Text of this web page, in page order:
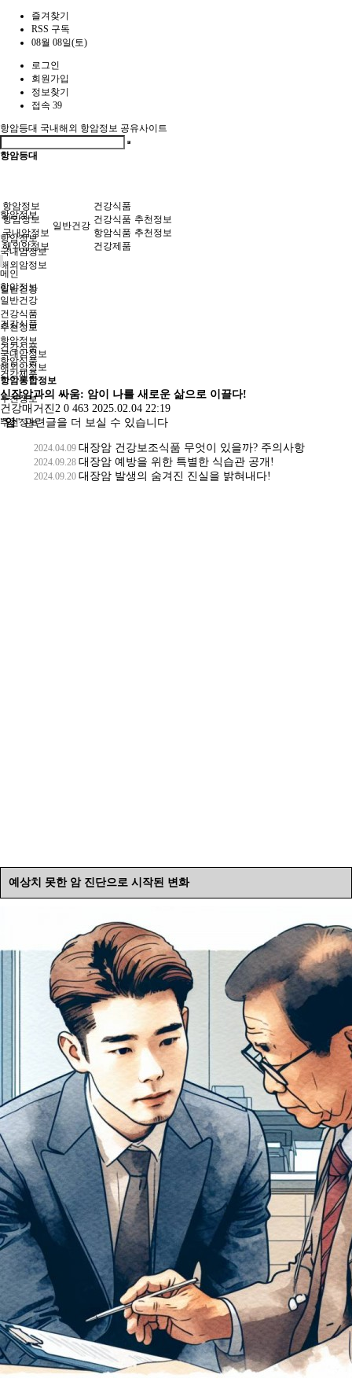
즐겨찾기
RSS 구독
08월 08일(토)
로그인
회원가입
정보찾기
접속 39
항암등대 국내해외 항암정보 공유사이트
항암등대
항암정보
항암정보
국내암정보
해외암정보
일반건강
건강식품
건강식품
항암식품
건강제품
추천정보
추천정보
항암정보
항암정보
국내암정보
해외암정보
일반건강
건강식품
건강식품
항암식품
건강제품
추천정보
추천정보
메인
항암정보
일반건강
건강식품
추천정보
항암정보
국내암정보
해외암정보
항암통합정보
신장암과의 싸움: 암이 나를 새로운 삶으로 이끌다!
건강매거진2 0 463 2025.02.04 22:19
"암" 관련글을 더 보실 수 있습니다
2024.04.09 대장암 건강보조식품 무엇이 있을까? 주의사항
2024.09.28 대장암 예방을 위한 특별한 식습관 공개!
2024.09.20 대장암 발생의 숨겨진 진실을 밝혀내다!
예상치 못한 암 진단으로 시작된 변화